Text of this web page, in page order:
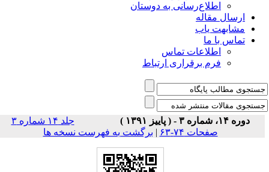
اطلاع‌رسانی به دوستان
ارسال مقاله
مشابهت یاب
تماس با ما
اطلاعات تماس
فرم برقراری ارتباط
دوره ۱۴، شماره ۳ - ( پاییز ۱۳۹۱ )
جلد ۱۴ شماره ۳
صفحات ۷۴-۶۳
| برگشت به فهرست نسخه ها